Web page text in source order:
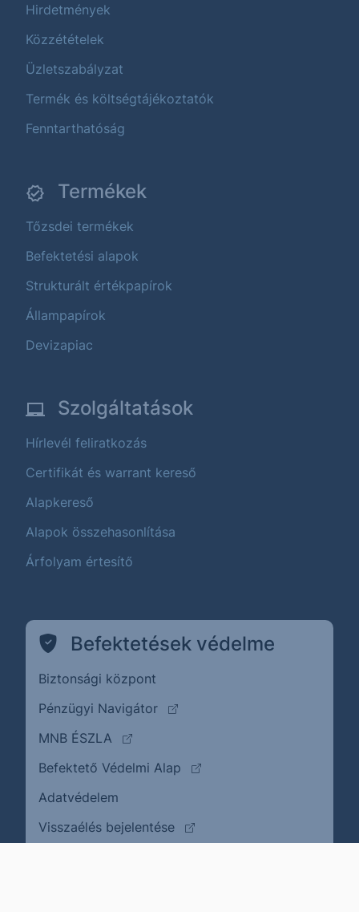
Hirdetmények
Közzétételek
Üzletszabályzat
Termék és költségtájékoztatók
Fenntarthatóság
Termékek
Tőzsdei termékek
Befektetési alapok
Strukturált értékpapírok
Állampapírok
Devizapiac
Szolgáltatások
Hírlevél feliratkozás
Certifikát és warrant kereső
Alapkereső
Alapok összehasonlítása
Árfolyam értesítő
Befektetések védelme
Biztonsági központ
Pénzügyi Navigátor
(külső oldalra ugrik)
MNB ÉSZLA
(külső oldalra ugrik)
Befektető Védelmi Alap
(külső oldalra ugrik)
Adatvédelem
Visszaélés bejelentése
(külső oldalra ugrik)